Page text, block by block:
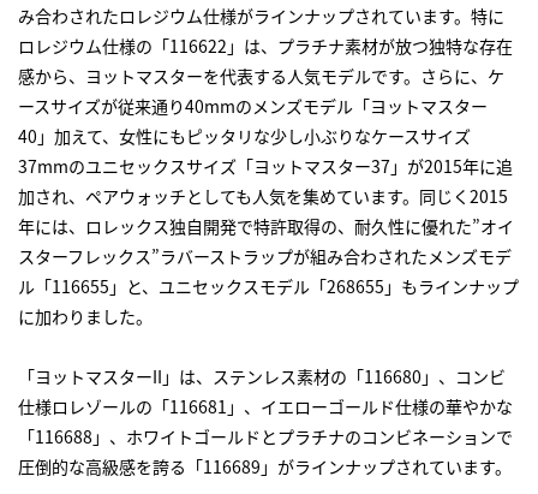
み合わされたロレジウム仕様がラインナップされています。特に
ロレジウム仕様の「116622」は、プラチナ素材が放つ独特な存在
感から、ヨットマスターを代表する人気モデルです。さらに、ケ
ースサイズが従来通り40mmのメンズモデル「ヨットマスター
40」加えて、女性にもピッタリな少し小ぶりなケースサイズ
37mmのユニセックスサイズ「ヨットマスター37」が2015年に追
加され、ペアウォッチとしても人気を集めています。同じく2015
年には、ロレックス独自開発で特許取得の、耐久性に優れた”オイ
スターフレックス”ラバーストラップが組み合わされたメンズモデ
ル「116655」と、ユニセックスモデル「268655」もラインナップ
に加わりました。
「ヨットマスターII」は、ステンレス素材の「116680」、コンビ
仕様ロレゾールの「116681」、イエローゴールド仕様の華やかな
「116688」、ホワイトゴールドとプラチナのコンビネーションで
圧倒的な高級感を誇る「116689」がラインナップされています。